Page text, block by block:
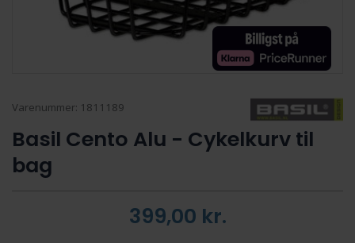
Varenummer: 1811189
Basil Cento Alu - Cykelkurv til
bag
399,00 kr.